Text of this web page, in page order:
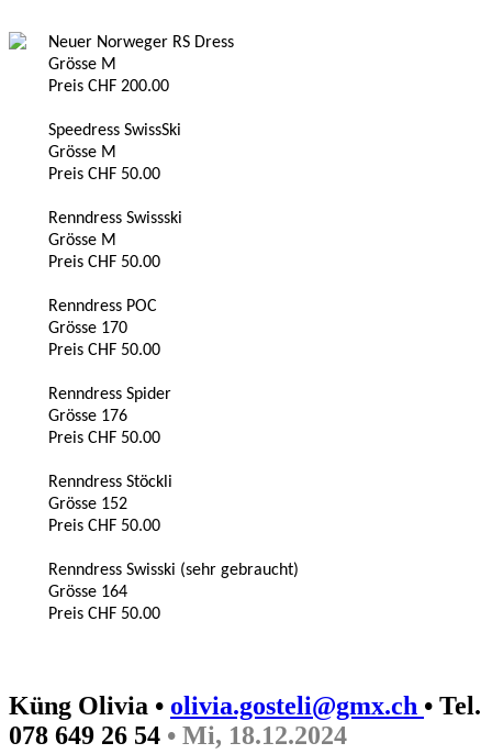
Neuer Norweger RS Dress
Grösse M
Preis CHF 200.00
Speedress SwissSki
Grösse M
Preis CHF 50.00
Renndress Swissski
Grösse M
Preis CHF 50.00
Renndress POC
Grösse 170
Preis CHF 50.00
Renndress Spider
Grösse 176
Preis CHF 50.00
Renndress Stöckli
Grösse 152
Preis CHF 50.00
Renndress Swisski (sehr gebraucht)
Grösse 164
Preis CHF 50.00
Küng Olivia • olivia.gosteli@gmx.ch • Tel.
078 649 26 54 • Mi, 18.12.2024